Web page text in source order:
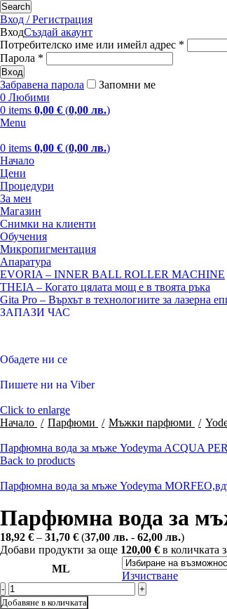
Search
Вход / Регистрация
ВходСъздай акаунт
Потребителско име или имейл адрес *
Парола *
Вход
Забравена парола
Запомни ме
0 Любими
0 items 0,00 € (0,00 лв.)
Menu
0 items 0,00 € (0,00 лв.)
Начало
Цени
Процедури
За мен
Магазин
Снимки на клиенти
Обучения
Микропигментация
Апаратура
EVORIA – INNER BALL ROLLER MACHINE
THEIA – Когато цялата мощ е в твоята ръка
Gita Pro – Върхът в технологиите за лазерна
ЗАПАЗИ ЧАС
Обадете ни се
Пишете ни на Viber
Click to enlarge
Начало
Парфюми Мъжки парфюми
Парфюмна вода за мъже Yodeyma ACQUA
Back to products
Парфюмна вода за мъже Yodeyma
Купи с
Парфюмна вода за
18,92 € – 31,70 € (37,00 лв. - 62,00 лв.)
Добави продукти за още 120,00 € в количката
ML
Изчистване
Добавяне в количката